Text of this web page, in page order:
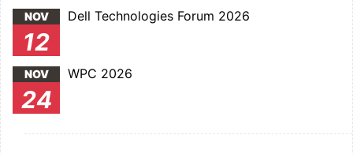
NOV
12
Dell Technologies Forum 2026
NOV
24
WPC 2026